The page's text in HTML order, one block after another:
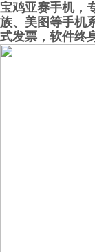
宝鸡亚赛手机，
族、美图等手机
式发票，软件终